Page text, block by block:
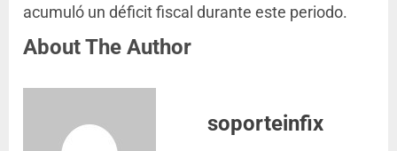
acumuló un déficit fiscal durante este periodo.
About The Author
soporteinfix